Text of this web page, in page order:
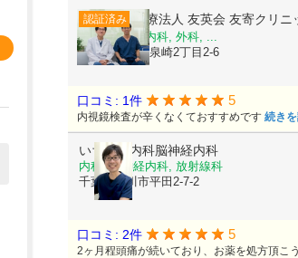
認証済み 医療法人 友英会 友寄クリニ
内科, 消化器内科, 外科, ...
沖縄県那覇市泉崎2丁目2-6
口コミ: 1件 5
内視鏡検査が辛くなくておすすめです 続き
いちかわ内科脳神経内科
内科, 脳神経内科, 放射線科
千葉県市川市平田2-7-2
口コミ: 2件 5
2ヶ月程頭痛が続いており、お薬を処方頂こ